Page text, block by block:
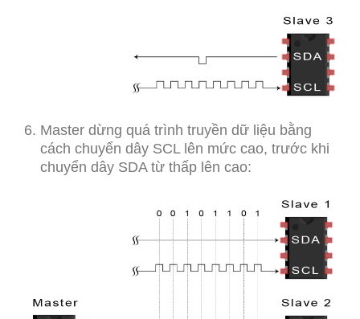
Master dừng quá trình truyền dữ liệu bằng
cách chuyển dây SCL lên mức cao, trước khi
chuyển dây SDA từ thấp lên cao: